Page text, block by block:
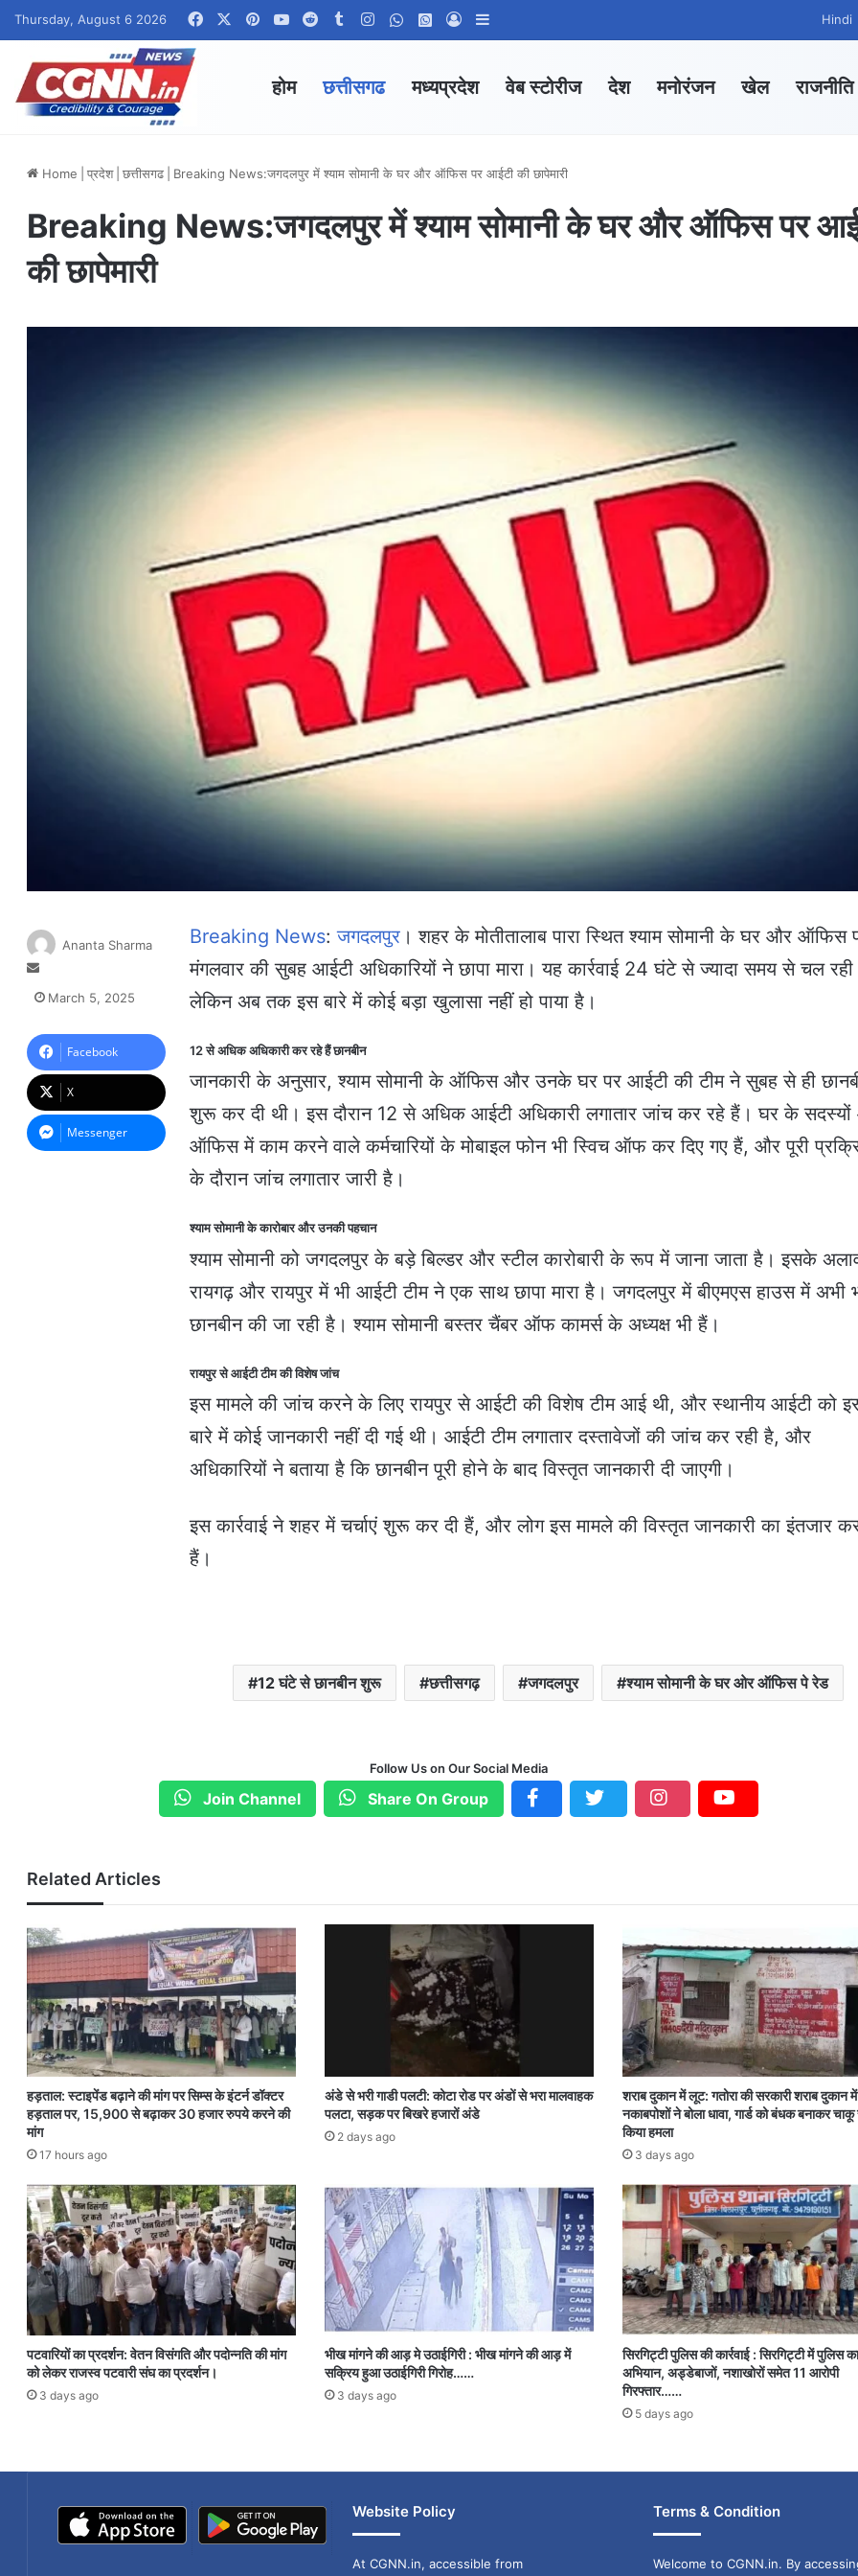
Thursday, August 6 2026 FacebookPinterestYouTubeRedditTumblrInstagramWhatsApp Channel
WhatsApp Group
Log In Hindi
होम छत्तीसगढ मध्यप्रदेश वेब स्टोरीज देश मनोरंजन खेल राजनीति
Home प्रदेश छत्तीसगढ Breaking News:जगदलपुर में श्याम सोमानी के घर और ऑफिस पर आईटी की छापेमारी
Breaking News:जगदलपुर में श्याम सोमानी के घर और ऑफिस पर
की छापेमारी
Breaking News:जगदलपुर । शहर के मोतीतालाब पारा स्थित श्याम सोमानी के घर और ऑफिस
मंगलवार की सुबह आईटी अधिकारियों ने छापा मारा। यह कार्रवाई 24 घंटे से ज्यादा समय से चल रही
लेकिन अब तक इस बारे में कोई बड़ा खुलासा नहीं हो पाया है।
12 से अधिक अधिकारी कर रहे हैं छानबीन
जानकारी के अनुसार, श्याम सोमानी के ऑफिस और उनके घर पर आईटी की टीम ने सुबह से ही
शुरू कर दी थी। इस दौरान 12 से अधिक आईटी अधिकारी लगातार जांच कर रहे हैं। घर के
ऑफिस में काम करने वाले कर्मचारियों के मोबाइल फोन भी स्विच ऑफ कर दिए गए हैं, और पूरी
के दौरान जांच लगातार जारी है।
श्याम सोमानी के कारोबार और उनकी पहचान
श्याम सोमानी को जगदलपुर के बड़े बिल्डर और स्टील कारोबारी के रूप में जाना जाता है। इसके
रायगढ़ और रायपुर में भी आईटी टीम ने एक साथ छापा मारा है। जगदलपुर में बीएमएस हाउस में अभी
छानबीन की जा रही है। श्याम सोमानी बस्तर चैंबर ऑफ कामर्स के अध्यक्ष भी हैं।
रायपुर से आईटी टीम की विशेष जांच
इस मामले की जांच करने के लिए रायपुर से आईटी की विशेष टीम आई थी, और स्थानीय आईटी को
बारे में कोई जानकारी नहीं दी गई थी। आईटी टीम लगातार दस्तावेजों की जांच कर रही है, और
अधिकारियों ने बताया है कि छानबीन पूरी होने के बाद विस्तृत जानकारी दी जाएगी।
इस कार्रवाई ने शहर में चर्चाएं शुरू कर दी हैं, और लोग इस मामले की विस्तृत जानकारी का इंतजार
हैं।
12 घंटे से छानबीन शुरू छत्तीसगढ़ जगदलपुर श्याम सोमानी के घर ओर ऑफिस पे रेड
Ananta Sharma
a
n
e
m
a
i
March 5, 2025
Facebook
X
Messenger
Follow Us on Our Social Media
Join Channel Share On Group
Related Articles
हड़ताल: स्टाइपेंड बढ़ाने की मांग पर सिम्स के इंटर्न डॉक्टर
हड़ताल पर, 15,900 से बढ़ाकर 30 हजार रुपये करने की
मांग
17 hours ago
अंडे से भरी गाडी पलटी: कोटा रोड पर अंडों से भरा मालवाहक
पलटा, सड़क पर बिखरे हजारों अंडे
2 days ago
शराब दुकान में लूट: गतोरा की सरकारी शराब दुकान
नकाबपोशों ने बोला धावा, गार्ड को बंधक बनाकर
किया हमला
3 days ago
पटवारियों का प्रदर्शन: वेतन विसंगति और पदोन्नति की मांग
को लेकर राजस्व पटवारी संघ का प्रदर्शन।
3 days ago
भीख मांगने की आड़ मे उठाईगिरी : भीख मांगने की आड़ में
सक्रिय हुआ उठाईगिरी गिरोह……
3 days ago
सिरगिट्टी पुलिस की कार्रवाई : सिरगिट्टी में पुलिस
अभियान, अड्डेबाजों, नशाखोरों समेत 11 आरोपी
गिरफ्तार……
5 days ago
Website Policy
At CGNN.in, accessible from
Terms & Condition
Welcome to CGNN.in. By